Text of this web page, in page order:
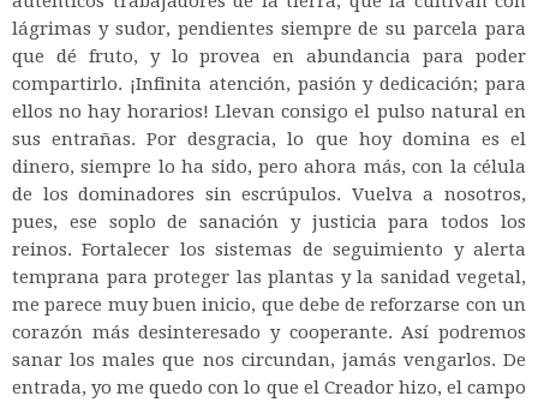
lágrimas y sudor, pendientes siempre de su parcela para
que dé fruto, y lo provea en abundancia para poder
compartirlo. ¡Infinita atención, pasión y dedicación; para
ellos no hay horarios! Llevan consigo el pulso natural en
sus entrañas. Por desgracia, lo que hoy domina es el
dinero, siempre lo ha sido, pero ahora más, con la célula
de los dominadores sin escrúpulos. Vuelva a nosotros,
pues, ese soplo de sanación y justicia para todos los
reinos. Fortalecer los sistemas de seguimiento y alerta
temprana para proteger las plantas y la sanidad vegetal,
me parece muy buen inicio, que debe de reforzarse con un
corazón más desinteresado y cooperante. Así podremos
sanar los males que nos circundan, jamás vengarlos. De
entrada, yo me quedo con lo que el Creador hizo, el campo